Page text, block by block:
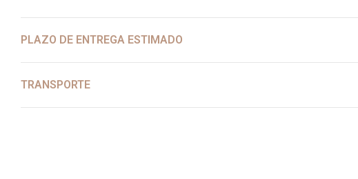
PLAZO DE ENTREGA ESTIMADO
TRANSPORTE